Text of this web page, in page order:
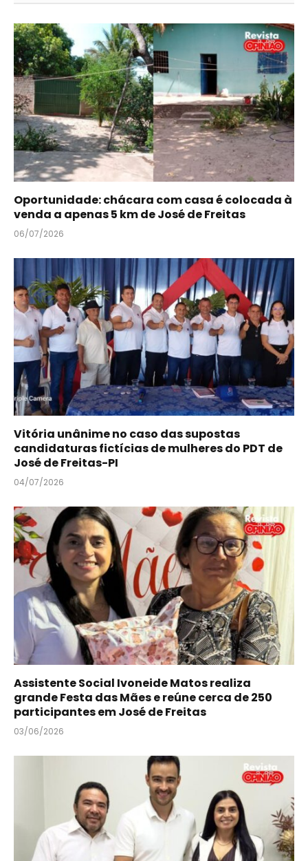
Oportunidade: chácara com casa é colocada à
venda a apenas 5 km de José de Freitas
06/07/2026
Vitória unânime no caso das supostas
candidaturas fictícias de mulheres do PDT de
José de Freitas-PI
04/07/2026
Assistente Social Ivoneide Matos realiza
grande Festa das Mães e reúne cerca de 250
participantes em José de Freitas
03/06/2026